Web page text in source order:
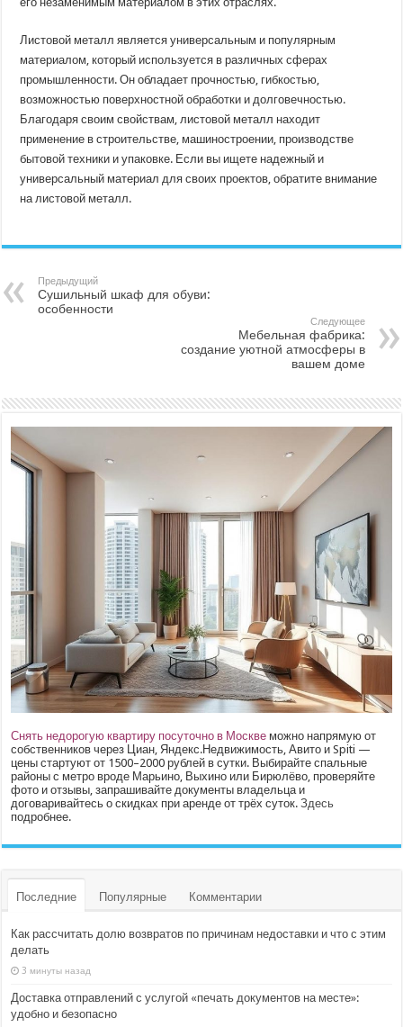
Листовой металл является универсальным и популярным
материалом, который используется в различных сферах
промышленности. Он обладает прочностью, гибкостью,
возможностью поверхностной обработки и долговечностью.
Благодаря своим свойствам, листовой металл находит
применение в строительстве, машиностроении, производстве
бытовой техники и упаковке. Если вы ищете надежный и
универсальный материал для своих проектов, обратите внимание
на листовой металл.
Предыдущий
Сушильный шкаф для обуви:
особенности
Следующее
Мебельная фабрика:
создание уютной атмосферы в
вашем доме
Снять недорогую квартиру посуточно в Москве можно напрямую от
собственников через Циан, Яндекс.Недвижимость, Авито и Spiti —
цены стартуют от 1500–2000 рублей в сутки. Выбирайте спальные
районы с метро вроде Марьино, Выхино или Бирюлёво, проверяйте
фото и отзывы, запрашивайте документы владельца и
договаривайтесь о скидках при аренде от трёх суток.Здесь
подробнее.
Последние Популярные Комментарии
Как рассчитать долю возвратов по причинам недоставки и что с этим
делать
3 минуты назад
Доставка отправлений с услугой «печать документов на месте»:
удобно и безопасно